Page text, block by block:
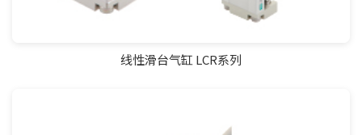
线性滑台气缸 LCR系列